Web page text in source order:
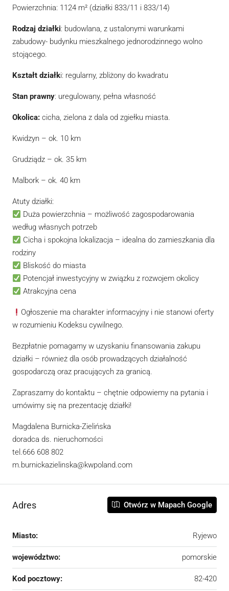
Powierzchnia: 1124 m² (działki 833/11 i 833/14)
Rodzaj działki: budowlana, z ustalonymi warunkami
zabudowy- budynku mieszkalnego jednorodzinnego wolno
stojącego.
Kształt działki: regularny, zbliżony do kwadratu
Stan prawny: uregulowany, pełna własność
Okolica: cicha, zielona z dala od zgiełku miasta.
Kwidzyn – ok. 10 km
Grudziądz – ok. 35 km
Malbork – ok. 40 km
Atuty działki:
Duża powierzchnia – możliwość zagospodarowania
według własnych potrzeb
Cicha i spokojna lokalizacja – idealna do zamieszkania dla
rodziny
Bliskość do miasta
Potencjał inwestycyjny w związku z rozwojem okolicy
Atrakcyjna cena
Ogłoszenie ma charakter informacyjny i nie stanowi oferty
w rozumieniu Kodeksu cywilnego.
Bezpłatnie pomagamy w uzyskaniu finansowania zakupu
działki – również dla osób prowadzących działalność
gospodarczą oraz pracujących za granicą.
Zapraszamy do kontaktu – chętnie odpowiemy na pytania i
umówimy się na prezentację działki!
Magdalena Burnicka-Zielińska
doradca ds. nieruchomości
tel.666 608 802
m.burnickazielinska@kwpoland.com
Adres Otwórz w Mapach Google
Miasto: Ryjewo
województwo: pomorskie
Kod pocztowy: 82-420